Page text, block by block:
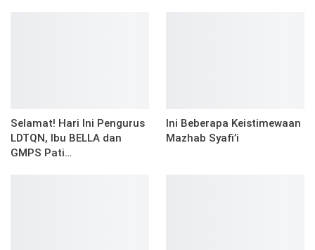
Selamat! Hari Ini Pengurus
LDTQN, Ibu BELLA dan
GMPS Pati…
Ini Beberapa Keistimewaan
Mazhab Syafi’i